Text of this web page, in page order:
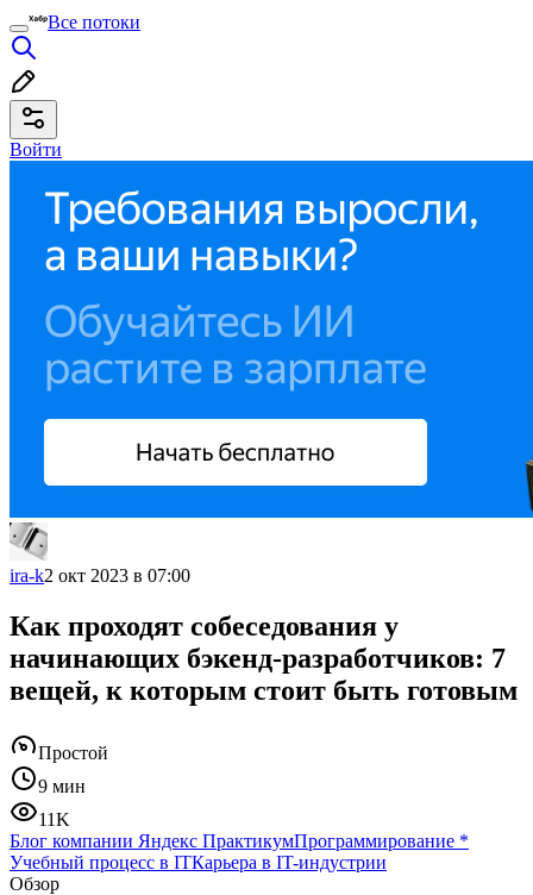
Все потоки
Войти
ira-k2 окт 2023 в 07:00
Как проходят собеседования у
начинающих бэкенд-разработчиков: 7
вещей, к которым стоит быть готовым
Простой
9 мин
11K
Блог компании Яндекс ПрактикумПрограммирование *
Учебный процесс в ITКарьера в IT-индустрии
Обзор